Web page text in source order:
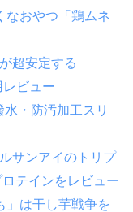
なおやつ「鶏ムネ
超安定する
レビュー
・防汚加工スリ
サンアイのトリプ
テインをレビュー
」は干し芋戦争を